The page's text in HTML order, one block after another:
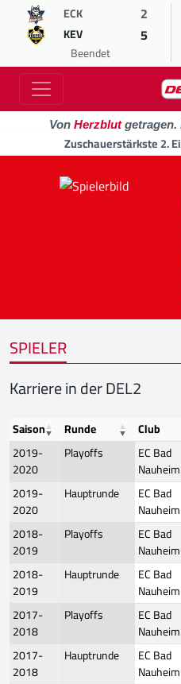
ECK 2
KEV 5
Beendet
Von Herzblutgetragen.
Zuschauerstärkste 2.
SPIELER
Karriere in der DEL2
Saison Runde Club
2019-
2020
Playoffs
EC Bad
Nauheim
2019-
2020
Hauptrunde
EC Bad
Nauheim
2018-
2019
Playoffs
EC Bad
Nauheim
2018-
2019
Hauptrunde
EC Bad
Nauheim
2017-
2018
Playoffs
EC Bad
Nauheim
2017-
2018
Hauptrunde
EC Bad
Nauheim